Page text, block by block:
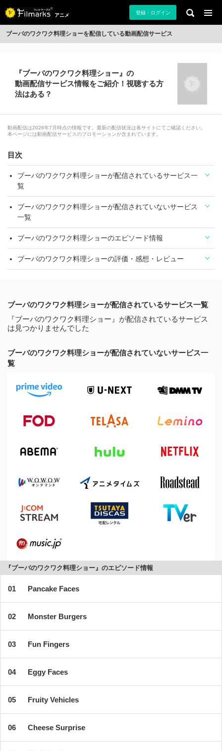
アニメ 登録・ログイン
ブーバのワクワク料理ショーを配信している動画配信サービス
『ブーバのワクワク料理ショー』の
動画配信サービス情報をご紹介！視聴する方
法はある？
動画配信は2026年7月時点の情報です。最新の配信状況は各サイトにてご確認ください。
本ページには動画配信サービスのプロモーションが含まれています。
目次
ブーバのワクワク料理ショーが配信されているサービス一
覧
ブーバのワクワク料理ショーが配信されていないサービス
一覧
ブーバのワクワク料理ショーのエピソード情報
ブーバのワクワク料理ショーの評価・感想・レビュー
ブーバのワクワク料理ショーが配信されているサービス一覧
『ブーバのワクワク料理ショー』が配信されているサービス
は見つかりませんでした
ブーバのワクワク料理ショーが配信されていないサービス一
覧
『ブーバのワクワク料理ショー』のエピソード情報
Pancake Faces
Monster Burgers
Fun Fingers
Eggy Faces
Fruity Vehicles
Cheese Surprise